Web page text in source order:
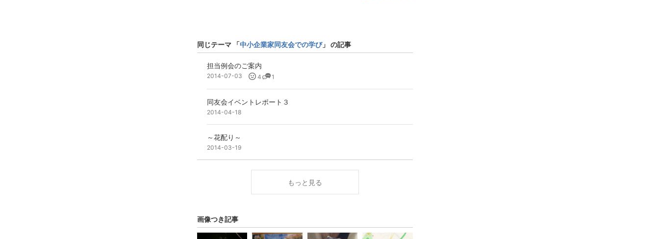
同じテーマ 「中小企業家同友会での学び」 の記事
担当例会のご案内
2014-07-03 4 1
同友会イベントレポート３
2014-04-18
～花配り～
2014-03-19
もっと見る
画像つき記事